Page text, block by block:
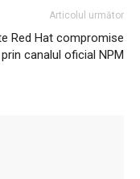
Articolul următor
Red Hat compromise
prin canalul oficial NPM